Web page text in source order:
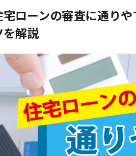
宅ローンの審査に通り
を解説